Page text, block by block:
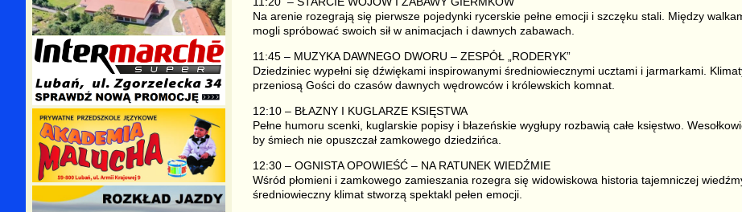
Na arenie rozegrają się pierwsze pojedynki rycerskie pełne emocji i szczęku stali. Między
mogli spróbować swoich sił w animacjach i dawnych zabawach.
11:45 – MUZYKA DAWNEGO DWORU – ZESPÓŁ „RODERYK”
Dziedziniec wypełni się dźwiękami inspirowanymi średniowiecznymi ucztami i jarmarkami.
przeniosą Gości do czasów dawnych wędrowców i królewskich komnat.
12:10 – BŁAZNY I KUGLARZE KSIĘSTWA
Pełne humoru scenki, kuglarskie popisy i błazeńskie wygłupy rozbawią całe księstwo.
by śmiech nie opuszczał zamkowego dziedzińca.
12:30 – OGNISTA OPOWIEŚĆ – NA RATUNEK WIEDŹMIE
Wśród płomieni i zamkowego zamieszania rozegra się widowiskowa historia tajemniczej
średniowieczny klimat stworzą spektakl pełen emocji.